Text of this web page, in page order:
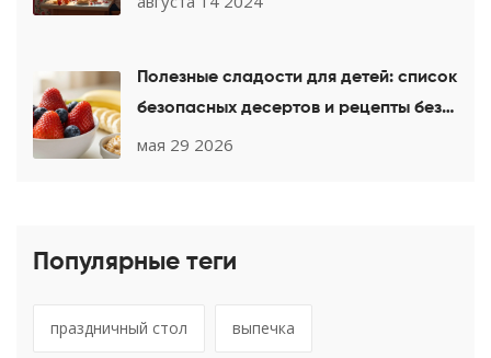
Полезные сладости для детей: список
безопасных десертов и рецепты без
сахара
мая 29 2026
Популярные теги
праздничный стол выпечка